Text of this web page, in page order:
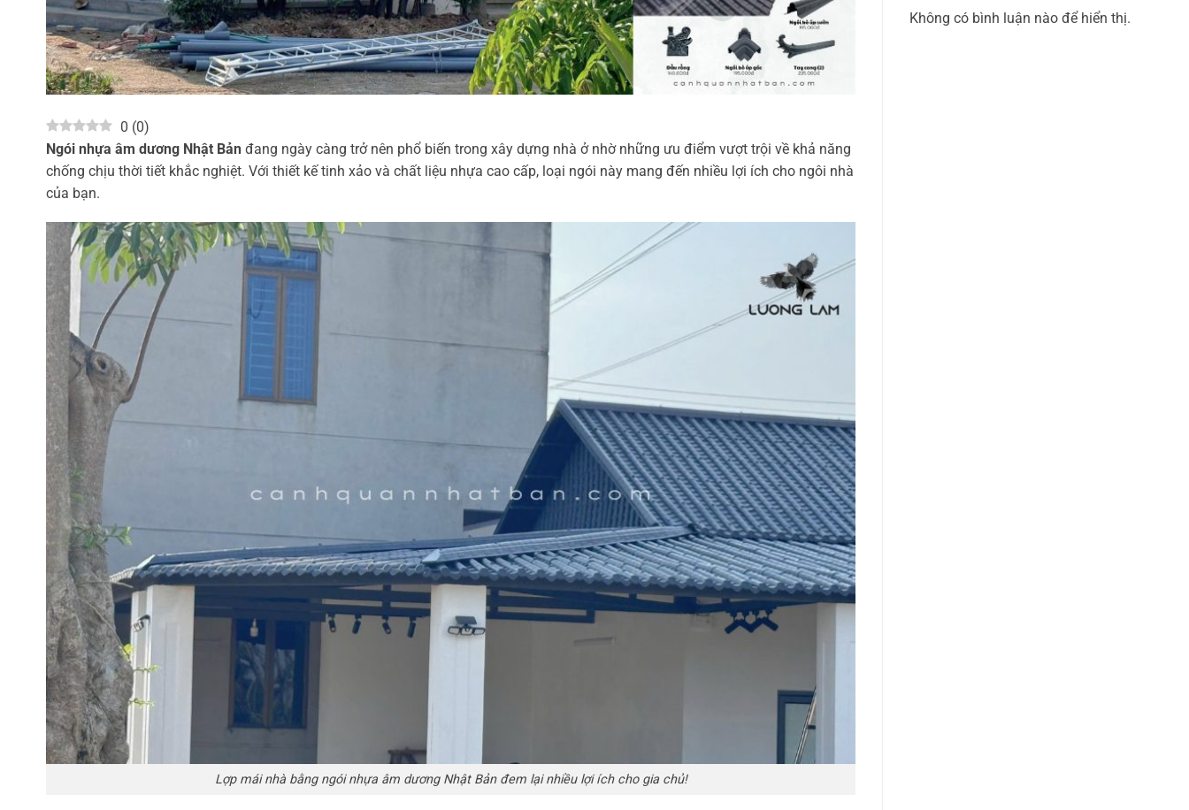
0 (0)
Ngói nhựa âm dương Nhật Bản đang ngày càng trở nên phổ biến trong xây dựng nhà ở nhờ những ưu điểm vượt trội về khả năng
chống chịu thời tiết khắc nghiệt. Với thiết kế tinh xảo và chất liệu nhựa cao cấp, loại ngói này mang đến nhiều lợi ích cho ngôi nhà
của bạn.
Lợp mái nhà bằng ngói nhựa âm dương Nhật Bản đem lại nhiều lợi ích cho gia chủ!
Không có bình luận nào để hiển thị.